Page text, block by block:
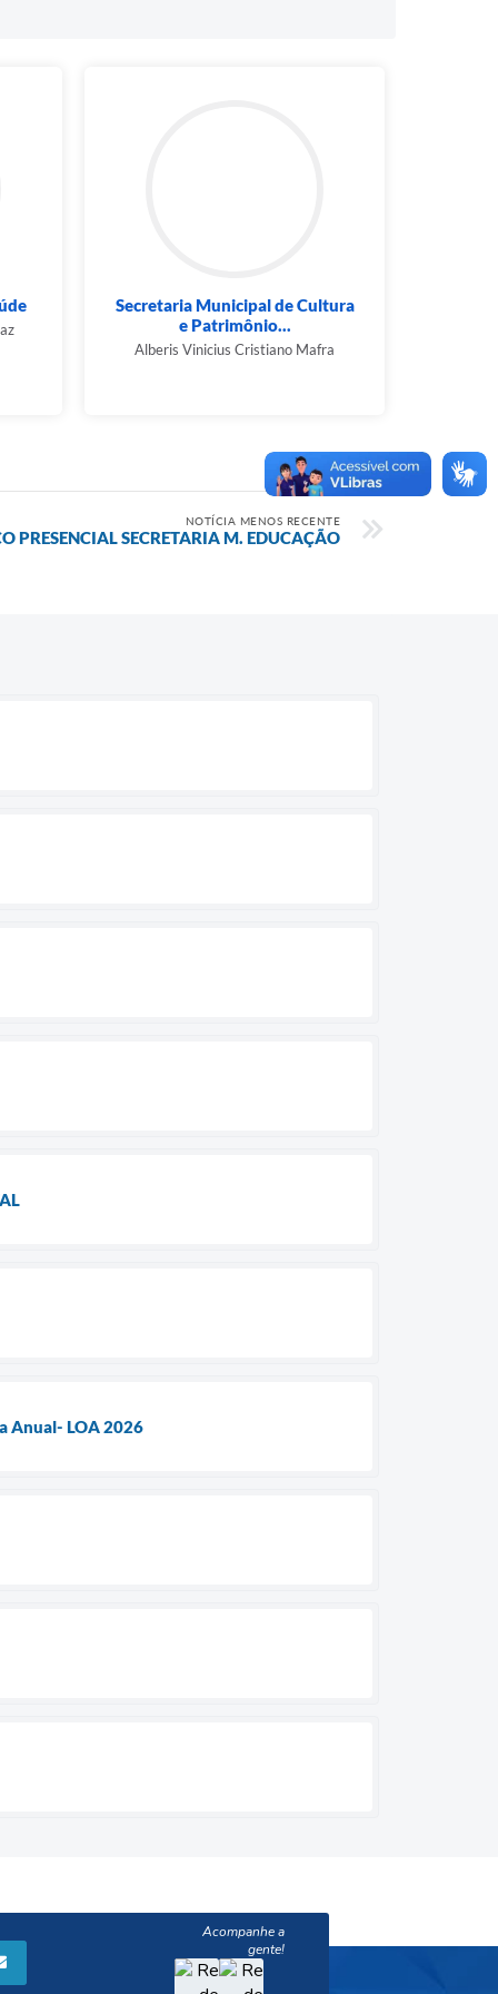
Secretaria Municipal de Cultura
e Patrimônio...
Alberis Vinicius Cristiano Mafra
NOTÍCIA MENOS RECENTE
PRESENCIAL SECRETARIA M. EDUCAÇÃO
Anual- LOA 2026